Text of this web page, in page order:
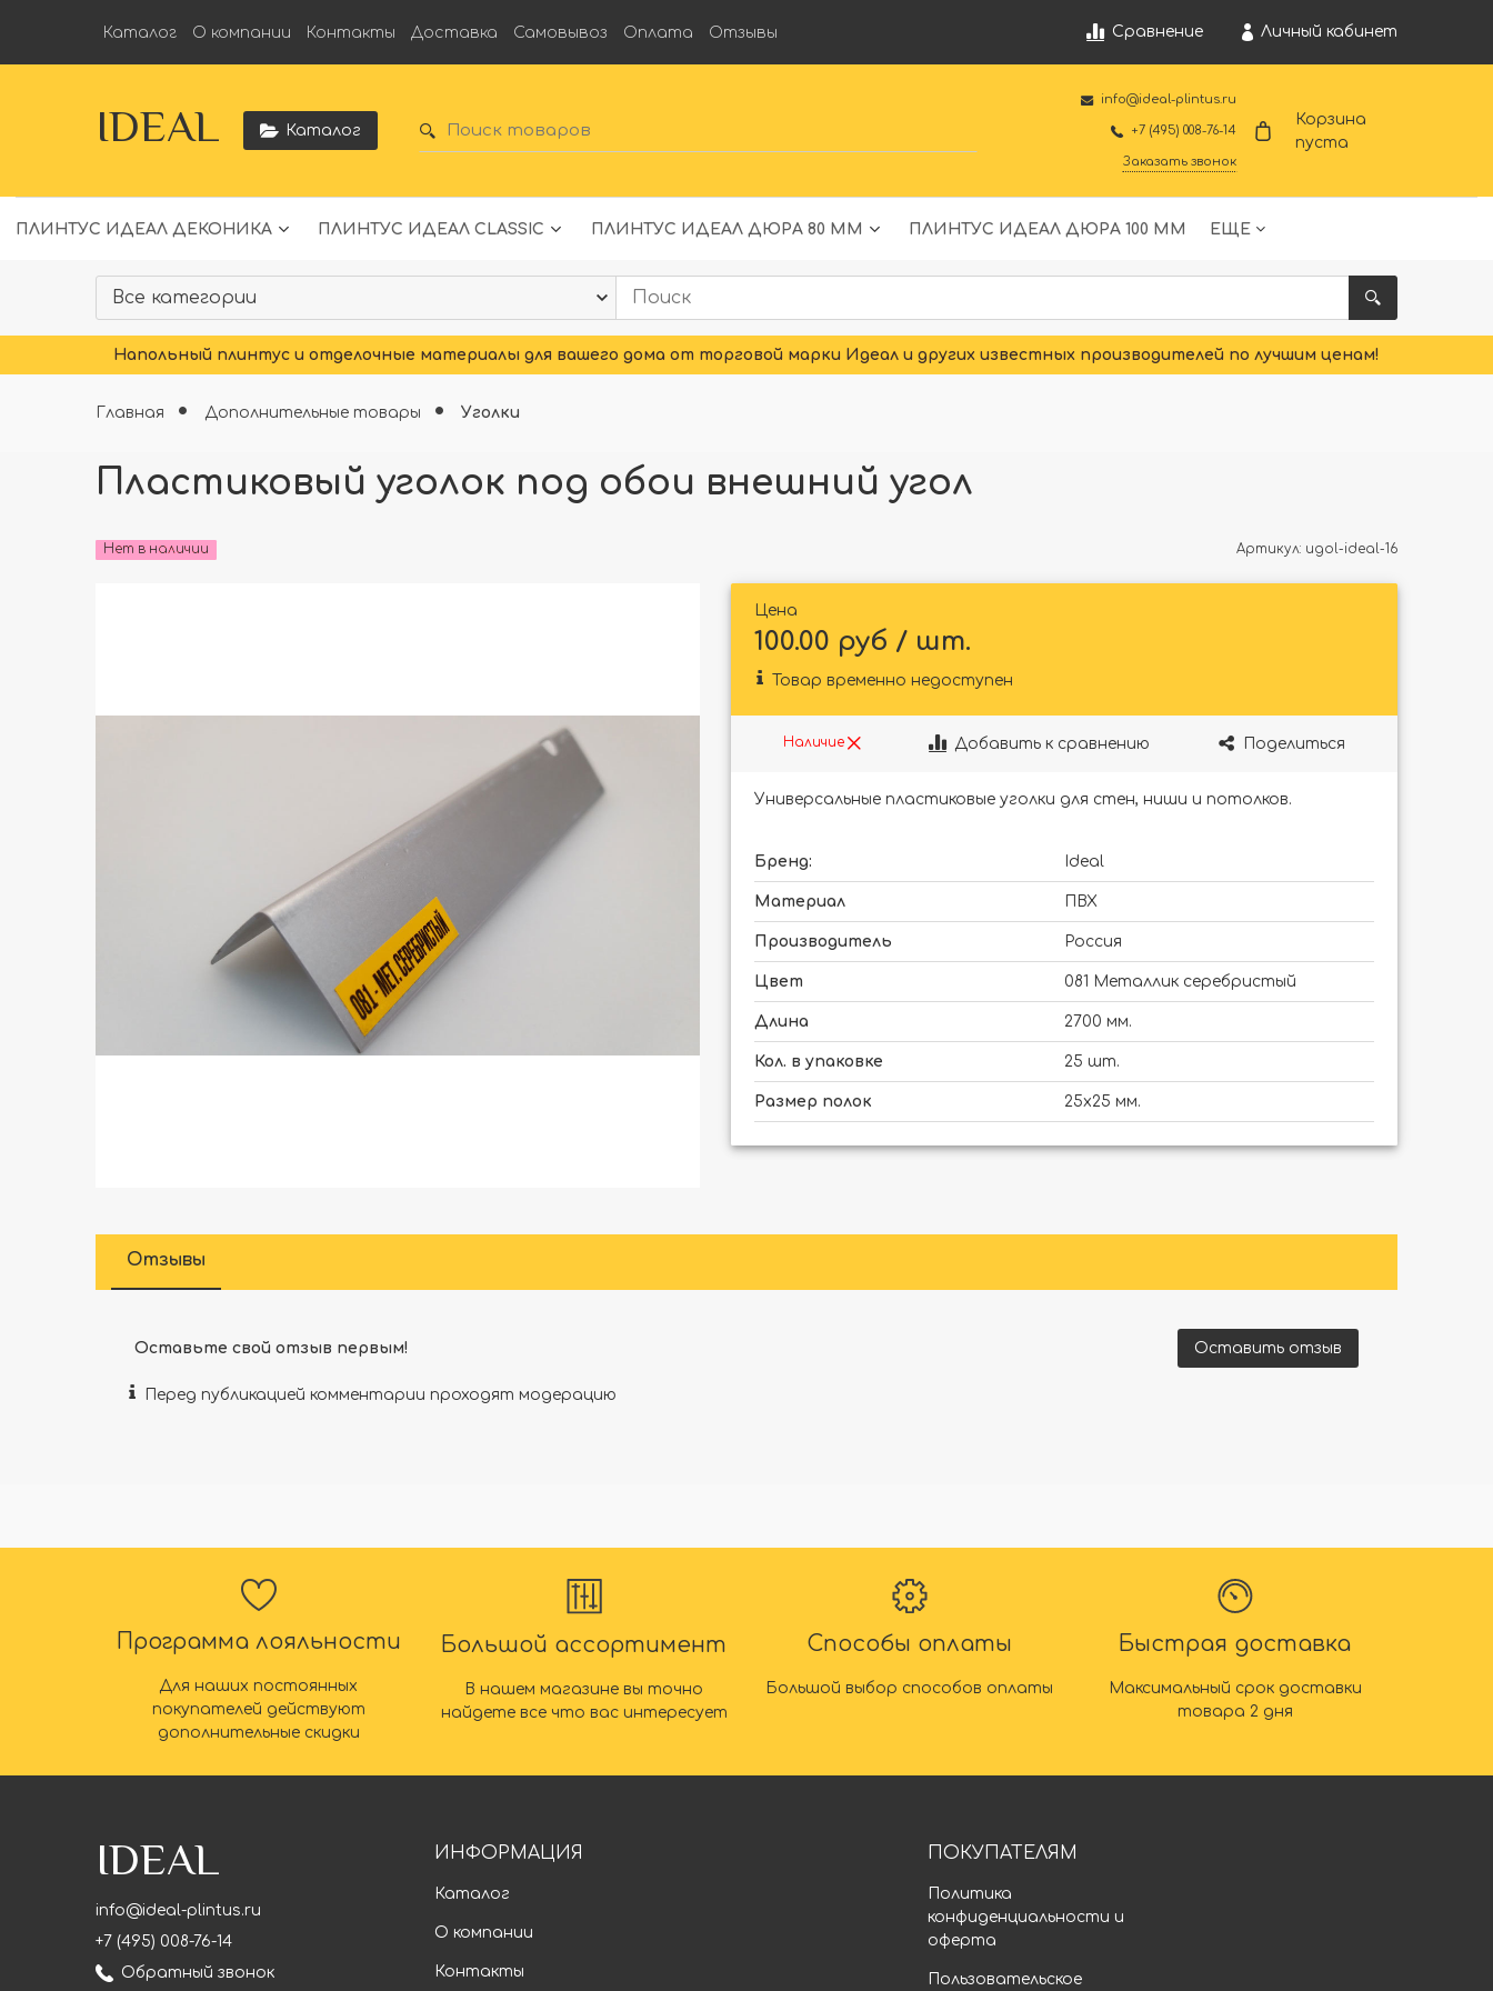
Сравнение Личный кабинет
Каталог О компании Контакты Доставка Самовывоз Оплата Отзывы
IDEAL Каталог
info@ideal-plintus.ru
+7 (495) 008-76-14
Заказать звонок
Корзина
пуста
ПЛИНТУС ИДЕАЛ ДЕКОНИКА ПЛИНТУС ИДЕАЛ CLASSIC ПЛИНТУС ИДЕАЛ ДЮРА 80 ММ ПЛИНТУС ИДЕАЛ ДЮРА 100 ММ ЕЩЕ
Напольный плинтус и отделочные материалы для вашего дома от торговой марки Идеал и других известных производителей по лучшим ценам!
Главная Дополнительные товары Уголки
Пластиковый уголок под обои внешний угол
Нет в наличии Артикул: ugol-ideal-16
Цена
100.00 руб / шт.
Товар временно недоступен
Наличие Добавить к сравнению Поделиться
Универсальные пластиковые уголки для стен, ниши и потолков.
Бренд: Ideal
Материал ПВХ
Производитель Россия
Цвет 081 Металлик серебристый
Длина 2700 мм.
Кол. в упаковке 25 шт.
Размер полок 25х25 мм.
Отзывы
Оставьте свой отзыв первым! Оставить отзыв
Перед публикацией комментарии проходят модерацию
Программа лояльности
Для наших постоянных
покупателей действуют
дополнительные скидки
Большой ассортимент
В нашем магазине вы точно
найдете все что вас интересует
Способы оплаты
Большой выбор способов оплаты
Быстрая доставка
Максимальный срок доставки
товара 2 дня
IDEAL
info@ideal-plintus.ru
+7 (495) 008-76-14
Обратный звонок
ИНФОРМАЦИЯ
Каталог
О компании
Контакты
ПОКУПАТЕЛЯМ
Политика
конфиденциальности и
оферта
Пользовательское